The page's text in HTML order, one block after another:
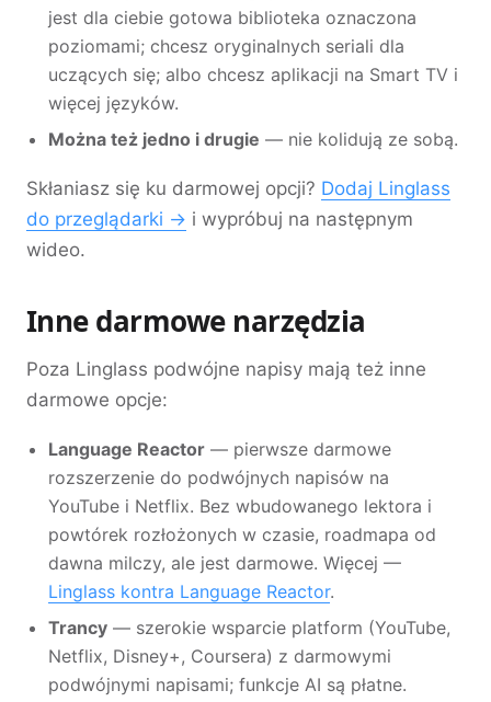
jest dla ciebie gotowa biblioteka oznaczona
poziomami; chcesz oryginalnych seriali dla
uczących się; albo chcesz aplikacji na Smart TV i
więcej języków.
Można też jedno i drugie — nie kolidują ze sobą.
Skłaniasz się ku darmowej opcji? Dodaj Linglass
do przeglądarki → i wypróbuj na następnym
wideo.
Inne darmowe narzędzia
Poza Linglass podwójne napisy mają też inne
darmowe opcje:
Language Reactor — pierwsze darmowe
rozszerzenie do podwójnych napisów na
YouTube i Netflix. Bez wbudowanego lektora i
powtórek rozłożonych w czasie, roadmapa od
dawna milczy, ale jest darmowe. Więcej —
Linglass kontra Language Reactor.
Trancy — szerokie wsparcie platform (YouTube,
Netflix, Disney+, Coursera) z darmowymi
podwójnymi napisami; funkcje AI są płatne.